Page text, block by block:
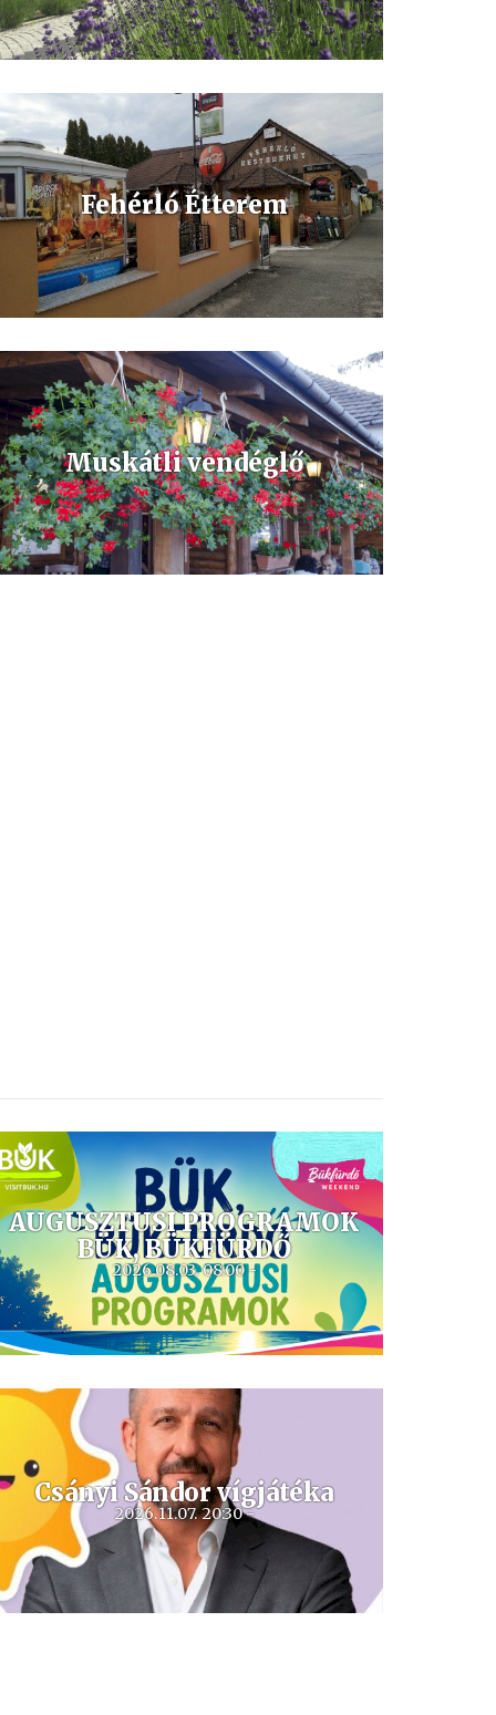
Az Aurora étterem Bükfürdő zöldövezetében, a
gyógyfürdőtől mindössze pár perc sétára található.
Fehérló Étterem
Klasszikus és modern fogások, helyi ízek, kellemes
környezetben.
Muskátli vendéglő
AUGUSZTUSI PROGRAMOK
BÜK, BÜKFÜRDŐ
2026.08.03. 08:00 -
Csányi Sándor vígjátéka
2026.11.07. 20:30 -